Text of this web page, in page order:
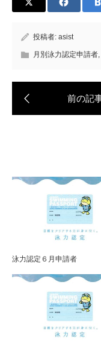
投稿者: asist
月別泳力認定申請者,
泳力認定６月申請者